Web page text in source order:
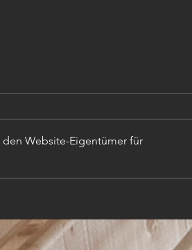
Website-Eigentümer für